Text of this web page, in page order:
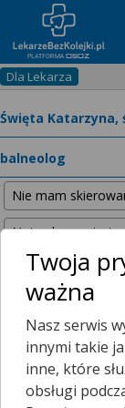
Dla Lekarza
Nie znaleźliśmy
zwiększyliśmy
Twoja
ważna
Nasz serwis
innymi takie
inne, które
obsługi